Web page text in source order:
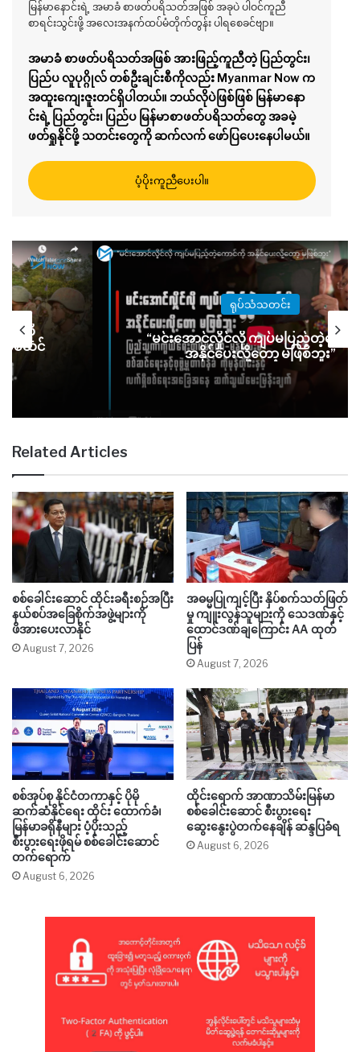
မြန်မာနောင်းရဲ့ အမာခံ စာဖတ်ပရိသတ်အဖြစ် အခုပဲ ပါဝင်ကူညီ
စာရင်းသွင်းဖို့ အလေးအနက်ထပ်မံတိုက်တွန်း ပါရစေခင်ဗျာ။
အမာခံ စာဖတ်ပရိသတ်အဖြစ် အားဖြည့်ကူညီတဲ့ ပြည်တွင်း၊
ပြည်ပ လူပုဂ္ဂိုလ် တစ်ဦးချင်းစီကိုလည်း Myanmar Now က
အထူးကျေးဇူးတင်ရှိပါတယ်။ ဘယ်လိုပဲဖြစ်ဖြစ် မြန်မာနော
င်းရဲ့ ပြည်တွင်း၊ ပြည်ပ မြန်မာစာဖတ်ပရိသတ်တွေ အခမဲ့
ဖတ်ရှုနိုင်ဖို့ သတင်းတွေကို ဆက်လက် ဖော်ပြပေးနေပါမယ်။
ပံ့ပိုးကူညီပေးပါ။
လုံးကို
စစ်ဆင်
ရုပ်သံသတင်း
“မင်းအောင်လှိုင်လို ကျပ်မပြည့်တဲ့ကော
အနိုင်ပေးလို့တော့ မဖြစ်ဘူး”
Related Articles
စစ်ခေါင်းဆောင် ထိုင်းခရီးစဉ်အပြီး
နယ်စပ်အခြေစိုက်အဖွဲ့များကို
ဖိအားပေးလာနိုင်
August 7, 2026
အဓမ္မပြုကျင့်ပြီး နှိပ်စက်သတ်ဖြတ်
မှု ကျူးလွန်သူများကို သေဒဏ်နှင့်
ထောင်ဒဏ်ချကြောင်း AA ထုတ်
ပြန်
August 7, 2026
စစ်အုပ်စု နိုင်ငံတကာနှင့် ပိုမို
ဆက်ဆံနိုင်ရေး ထိုင်း ထောက်ခံ၊
မြန်မာခရိုနီများ ပံ့ပိုးသည့်
စီးပွားရေးဖိုရမ် စစ်ခေါင်းဆောင်
တက်ရောက်
August 6, 2026
ထိုင်းရောက် အာဏာသိမ်းမြန်မာ
စစ်ခေါင်းဆောင် စီးပွားရေး
ဆွေးနွေးပွဲတက်နေချိန် ဆန္ဒပြခံရ
August 6, 2026